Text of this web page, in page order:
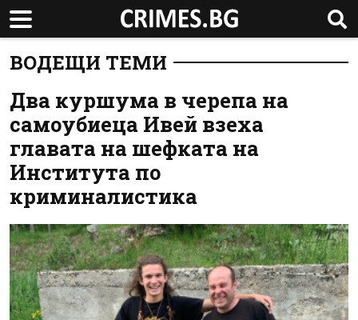
ВОДЕЩИ ТЕМИ
Два куршума в черепа на
самоубиеца Ивей взеха
главата на шефката на
Института по
криминалистика